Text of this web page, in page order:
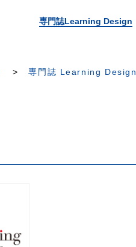
専門誌Learning Design
専門誌 Learning Design